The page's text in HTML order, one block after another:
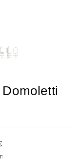
metinė palūkanų